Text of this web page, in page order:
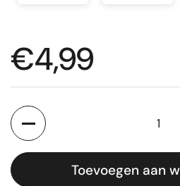
Normale prijs
€4,99
Aantal
Toevoegen aan